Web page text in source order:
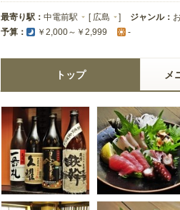
最寄り駅： 中電前駅 [ 広島 ] ジャンル：
予算： ￥2,000～￥2,999 -
トップ メ